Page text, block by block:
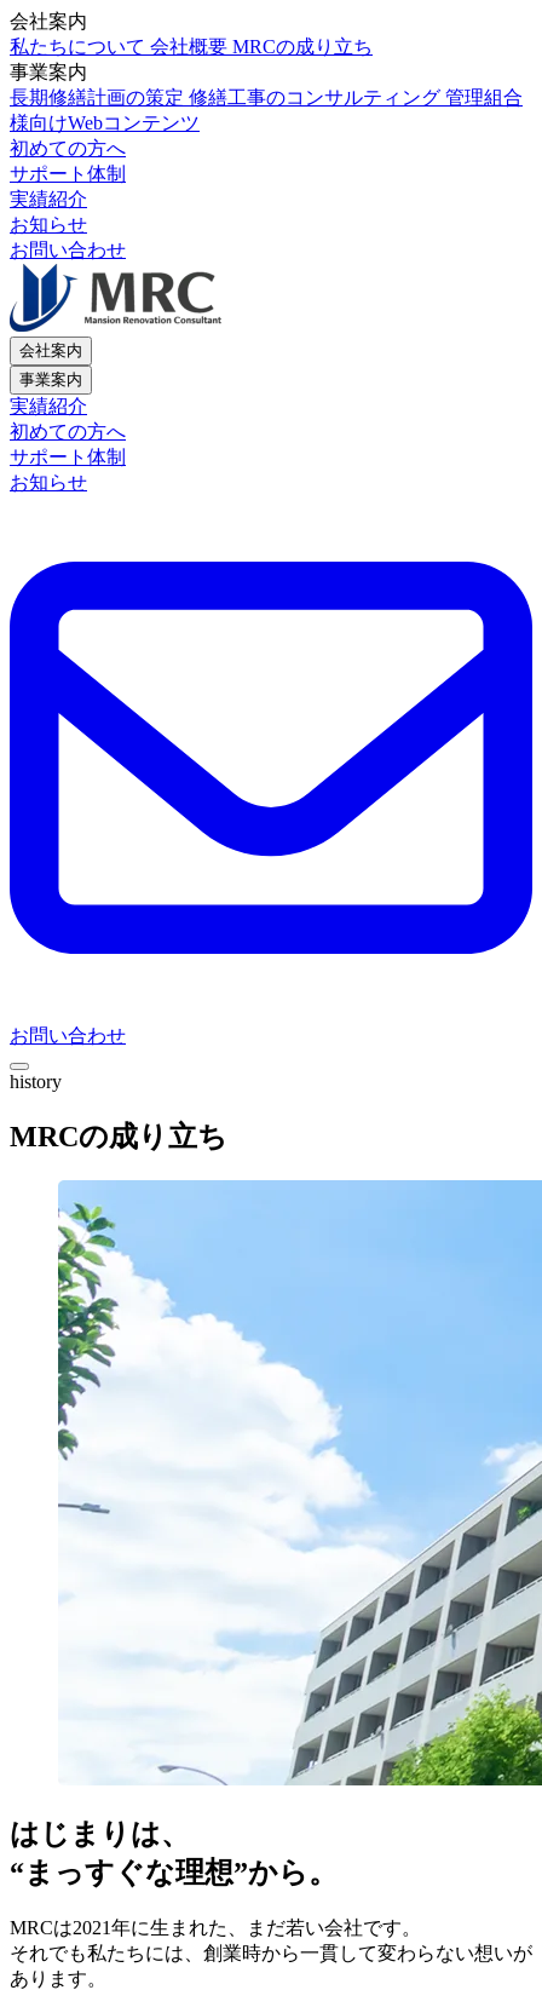
会社案内
私たちについて 会社概要 MRCの成り立ち
事業案内
長期修繕計画の策定 修繕工事のコンサルティング 管理組合
様向けWebコンテンツ
初めての方へ
サポート体制
実績紹介
お知らせ
お問い合わせ
会社案内
事業案内
実績紹介
初めての方へ
サポート体制
お知らせ
お問い合わせ
history
MRCの成り立ち
はじまりは、
“まっすぐな理想”から。
MRCは2021年に生まれた、まだ若い会社です。
それでも私たちには、創業時から一貫して変わらない想いが
あります。